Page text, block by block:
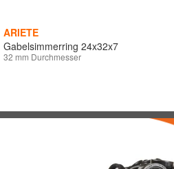
ARIETE
Gabelsimmerring 24x32x7
32 mm Durchmesser